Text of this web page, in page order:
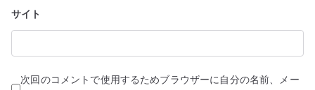
サイト
次回のコメントで使用するためブラウザーに自分の名前、メー